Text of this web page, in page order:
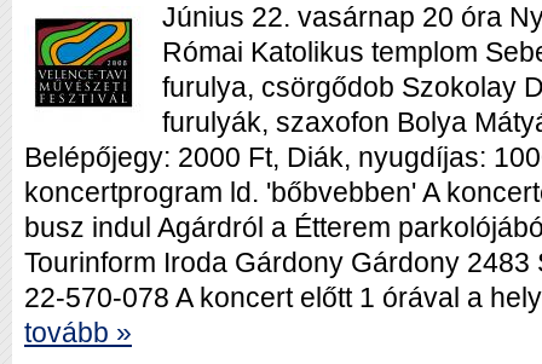
Június 22. vasárnap 20 óra
Római Katolikus templom
furulya, csörgődob Szokolay
furulyák, szaxofon Bolya
Belépőjegy: 2000 Ft, Diák, nyugdíjas:
koncertprogram ld. 'bőbvebben' A
busz indul Agárdról a Étterem
Tourinform Iroda Gárdony Gárdony 2483
22-570-078 A koncert előtt 1 órával a
tovább »